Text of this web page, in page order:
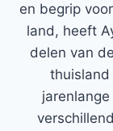
en begrip
land, heeft
delen van